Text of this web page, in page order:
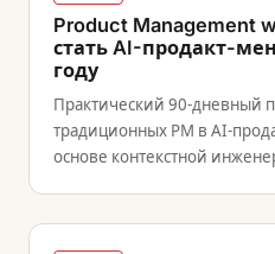
Product Management
стать AI-продакт-
году
Практический 90-дневный
традиционных PM в AI-
основе контекстной